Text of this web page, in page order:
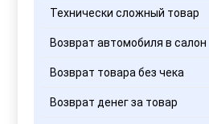
Технически сложный товар
Возврат автомобиля в салон
Возврат товара без чека
Возврат денег за товар